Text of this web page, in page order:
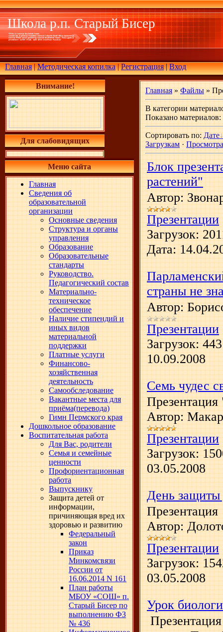
Школа р.п. Старый Бисер
Главная|Методическая копилка|Регистрация|Вход
Внимание!
Для слабовидящих
Меню сайта
Главная
Сведения об
образовательной
организации
Основные сведения
Структура и органы
управления
Образование
Образовательные
стандарты
Руководство.
Педагогический состав
Материально-
техническое
обеспечение
Наличие стипендий и
иных видов
материальной
поддержки
Платные услуги
Финансово-
хозяйственная
деятельность
Самообследование
Вакантные места для
приёма(перевода)
Гимн Пермского края
Дошкольное образование
Воспитательная работа
Для Вас, родители
Семья и семейные
ценности
Профориентационная
работа
Выпускнику
Защита детей от
информации,
причиняющая вред их
здоровью и развитию
Федеральный
закон
Приказ
Минкомсвязи
России от
16.06.2014 N 161
План работы
МБОУ «СОШ» п.
Старый Бисер по
выполнению ФЗ
№ 436
Главная » Файлы »
В категории
Показано материалов:
Сортировать по: Дате
Загрузкам ·
Блок
растений"
Автор:
Презентации
Загрузок:
Дата:
страны не
Автор:
Презентации
Загрузок: 443
10.09.2008
Семь чудес
Презентация
Автор:
Презентации
Загрузок:
03.05.2008
День защиты
Автор:
Презентации
Загрузок:
03.05.2008
Урок